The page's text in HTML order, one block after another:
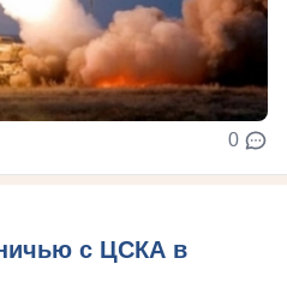
0
с ЦСКА в